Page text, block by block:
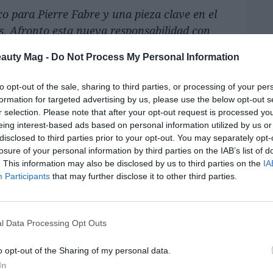
Mag - Do Not Process My Personal Information
opt-out of the sale, sharing to third parties, or processing of your
for targeted advertising by us, please use the below opt-out
selection. Please note that after your opt-out request is processed
interest-based ads based on personal information utilized by us
to third parties prior to your opt-out. You may separately
of your personal information by third parties on the IAB’s list of
This information may also be disclosed by us to third parties on the
Participants that may further disclose it to other third parties.
Data Processing Opt Outs
opt-out of the Sharing of my personal data.
para Pierre Fabre y una pieza clave en el
Afronto esta nueva responsabilidad con
impulsando el crecimiento sostenible de
el apoyo de nuestro equipo humano e
con los profesionales sanitarios y los
Bergonzi. El nuevo director general ha
para seguir fomentando la innovación y
“cada vez que cuidamos de una
sea mejor”.
en los sectores farmacéutico y
ha desarrollado una amplia trayectoria
ocupando otros puestos de liderazgo y
Latinoamérica y Asia-Pacífico.
de Pierre Fabre España, ocupaba el
Pacífico, donde lideraba el desarrollo de